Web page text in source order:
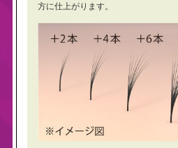
方に仕上がります。